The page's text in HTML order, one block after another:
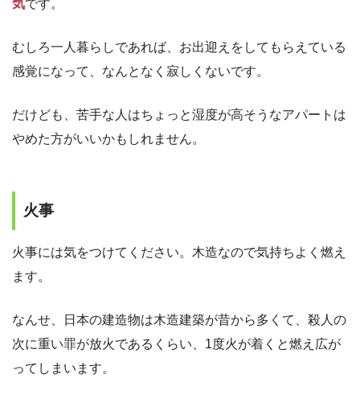
気です。
むしろ一人暮らしであれば、お出迎えをしてもらえている
感覚になって、なんとなく寂しくないです。
だけども、苦手な人はちょっと湿度が高そうなアパートは
やめた方がいいかもしれません。
火事
火事には気をつけてください。木造なので気持ちよく燃え
ます。
なんせ、日本の建造物は木造建築が昔から多くて、殺人の
次に重い罪が放火であるくらい、1度火が着くと燃え広が
ってしまいます。